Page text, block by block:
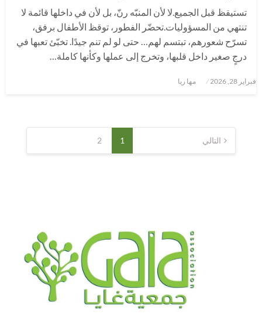
تستيقظ قبل الجميع.لا لأن المنبّه رنّ، بل لأن في داخلها قائمة لا
تنتهي من المسؤوليات.تحضّر الفطور، توقظ الأطفال برفق،
تسرّح شعورهم، تبتسم لهم… حتى لو لم تنم جيدًا. تخبّئ تعبها في
درجٍ صغير داخل قلبها، وتخرج إلى عملها وكأنها كاملة…
نُشر
فبراير 28, 2026 مها ريا
تعدد
صفحات
المقالات
1
2 التالي